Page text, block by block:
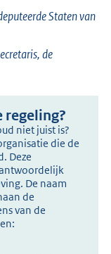
Staten van
de
regeling?
niet juist is?
die de
Deze
De naam
de
van de